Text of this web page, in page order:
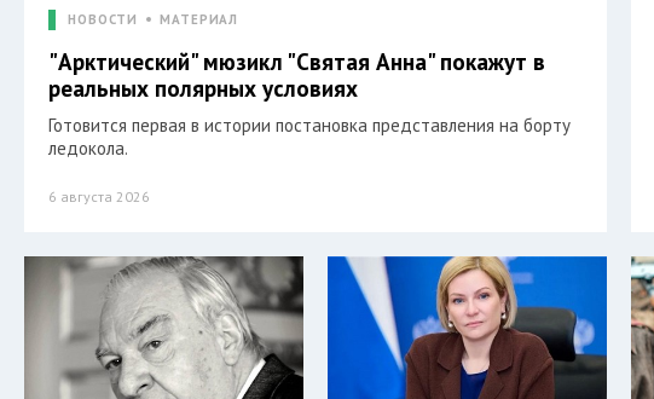
НОВОСТИ МАТЕРИАЛ
"Арктический" мюзикл "Святая Анна" покажут в
реальных полярных условиях
Готовится первая в истории постановка представления на борту
ледокола.
6 августа 2026